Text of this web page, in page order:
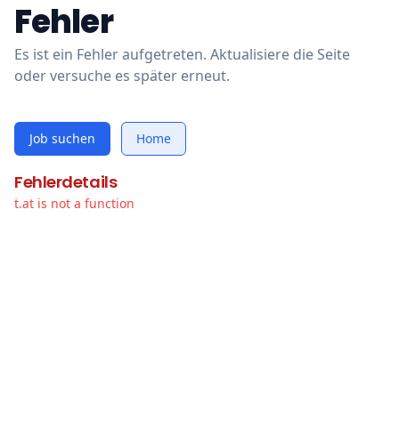
Fehler
Es ist ein Fehler aufgetreten. Aktualisiere die Seite
oder versuche es später erneut.
Job suchen Home
Fehlerdetails
t.at is not a function